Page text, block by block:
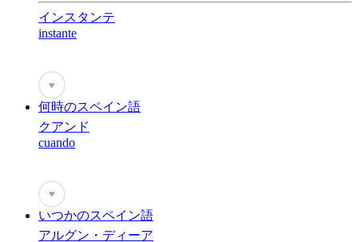
インスタンテ
instante
♥
何時のスペイン語
クアンド
cuando
♥
いつかのスペイン語
アルグン・ディーア